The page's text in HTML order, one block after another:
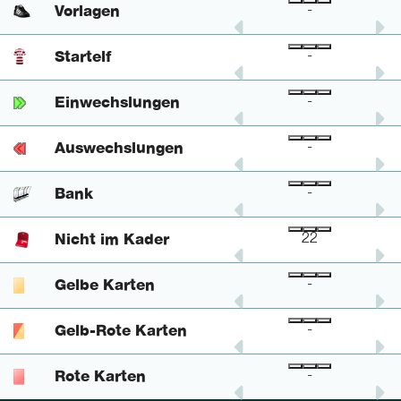
Vorlagen
- -
Startelf
- -
Einwechslungen
- -
Auswechslungen
- -
Bank
- -
Nicht im Kader
20 22
Gelbe Karten
- -
Gelb-Rote Karten
- -
Rote Karten
- -